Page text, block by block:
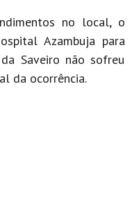
no local, o
Azambuja para
Saveiro não sofreu
da ocorrência.